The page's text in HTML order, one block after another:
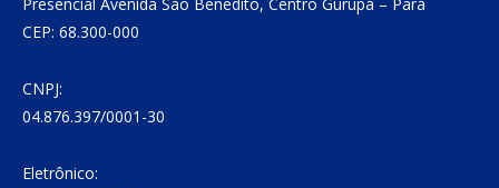
CEP: 68.300-000
CNPJ:
04.876.397/0001-30
Eletrônico: